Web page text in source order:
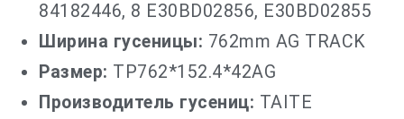
84182446, 8 E30BD02856, E30BD02855
Ширина гусеницы: 762mm AG TRACK
Размер: TP762*152.4*42AG
Производитель гусениц: TAITE